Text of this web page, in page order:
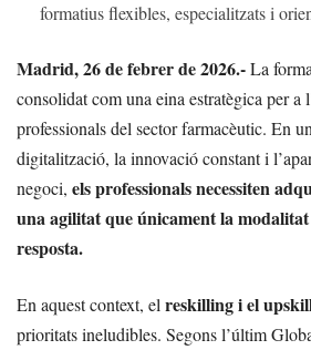
formatius flexibles, especialitzats i
Madrid, 26 de febrer de 2026.-La
consolidat com una eina estratègica per a
professionals del sector farmacèutic. En
digitalització, la innovació constant i
negoci, els professionals necessiten
una agilitat que únicament la
resposta.
En aquest context, elreskilling i el
prioritats ineludibles. Segons l’últim